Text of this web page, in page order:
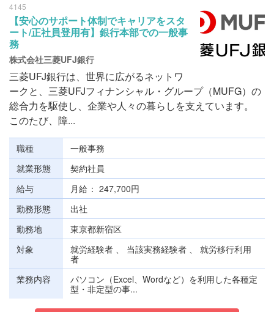
4145
【安心のサポート体制でキャリアをスタ
ート/正社員登用有】銀行本部での一般事
務
株式会社三菱UFJ銀行
三菱UFJ銀行は、世界に広がるネットワ
ークと、三菱UFJフィナンシャル・グループ（MUFG）の
総合力を駆使し、企業や人々の暮らしを支えています。
このたび、障...
職種
一般事務
就業形態
契約社員
給与
月給
247,700円
勤務形態
出社
勤務地
東京都新宿区
対象
就労経験者 、 当該実務経験者 、 就労移行利用
者
業務内容
パソコン（Excel、Wordなど）を利用した各種定
型・非定型の事...